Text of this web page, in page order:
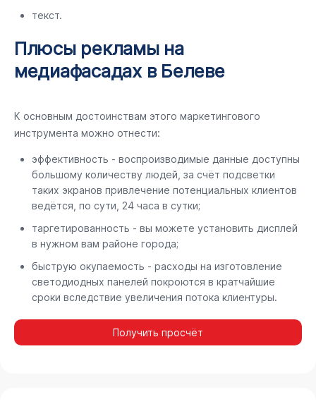
текст.
Плюсы рекламы на
медиафасадах в Белеве
К основным достоинствам этого маркетингового
инструмента можно отнести:
эффективность - воспроизводимые данные доступны
большому количеству людей, за счёт подсветки
таких экранов привлечение потенциальных клиентов
ведётся, по сути, 24 часа в сутки;
таргетированность - вы можете установить дисплей
в нужном вам районе города;
быструю окупаемость - расходы на изготовление
светодиодных панелей покроются в кратчайшие
сроки вследствие увеличения потока клиентуры.
Получить просчёт